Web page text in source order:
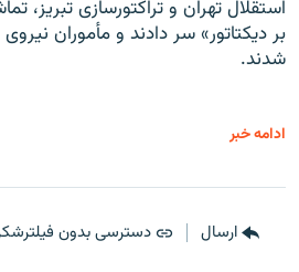
استقلال تهران و تراکتورسازی تبریز،
بر دیکتاتور» سر دادند و مأموران نیروی
شدند.
ادامه خبر
ارسال دسترسی بدون